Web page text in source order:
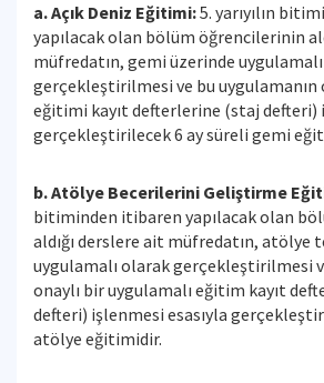
a. Açık Deniz Eğitimi:5. yarıyılın
yapılacak olan bölüm öğrencilerinin
müfredatın, gemi üzerinde
gerçekleştirilmesi ve bu uygulamanın
eğitimi kayıt defterlerine (staj defteri)
gerçekleştirilecek 6 ay süreli gemi
b. Atölye Becerilerini Geliştirme
bitiminden itibaren yapılacak olan
aldığı derslere ait müfredatın, atölye
uygulamalı olarak gerçekleştirilmesi
onaylı bir uygulamalı eğitim kayıt
defteri) işlenmesi esasıyla
atölye eğitimidir.